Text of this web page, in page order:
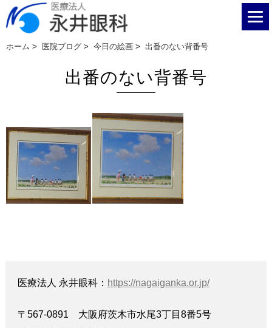
ホーム > 医院ブログ > 今日の絵画 > 出番のない背番号
出番のない背番号
医療法人 永井眼科： https://nagaiganka.or.jp/
〒567-0891 大阪府茨木市水尾3丁目8番5号